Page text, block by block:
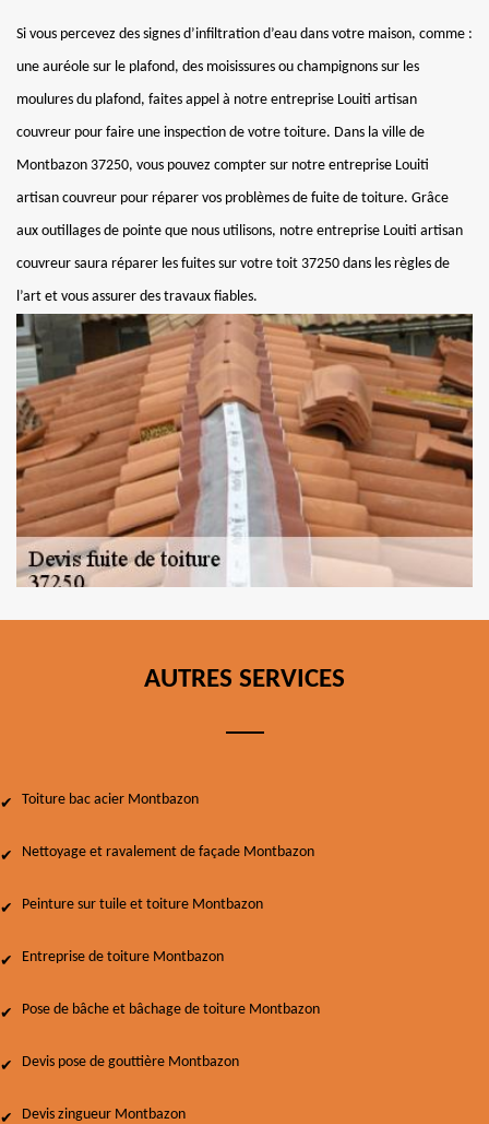
Si vous percevez des signes d’infiltration d’eau dans votre maison, comme :
une auréole sur le plafond, des moisissures ou champignons sur les
moulures du plafond, faites appel à notre entreprise Louiti artisan
couvreur pour faire une inspection de votre toiture. Dans la ville de
Montbazon 37250, vous pouvez compter sur notre entreprise Louiti
artisan couvreur pour réparer vos problèmes de fuite de toiture. Grâce
aux outillages de pointe que nous utilisons, notre entreprise Louiti artisan
couvreur saura réparer les fuites sur votre toit 37250 dans les règles de
l’art et vous assurer des travaux fiables.
AUTRES SERVICES
Toiture bac acier Montbazon
Nettoyage et ravalement de façade Montbazon
Peinture sur tuile et toiture Montbazon
Entreprise de toiture Montbazon
Pose de bâche et bâchage de toiture Montbazon
Devis pose de gouttière Montbazon
Devis zingueur Montbazon